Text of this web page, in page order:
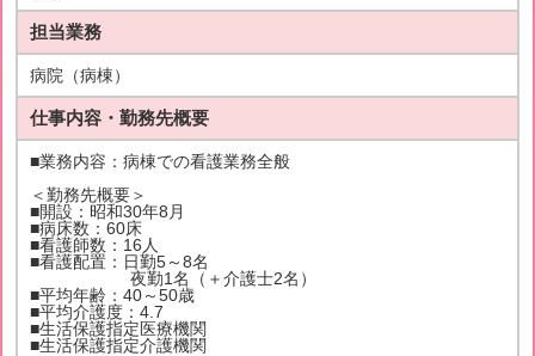
担当業務
病院（病棟）
仕事内容・勤務先概要
■業務内容：病棟での看護業務全般
＜勤務先概要＞
■開設：昭和30年8月
■病床数：60床
■看護師数：16人
■看護配置：日勤5～8名
夜勤1名（＋介護士2名）
■平均年齢：40～50歳
■平均介護度：4.7
■生活保護指定医療機関
■生活保護指定介護機関